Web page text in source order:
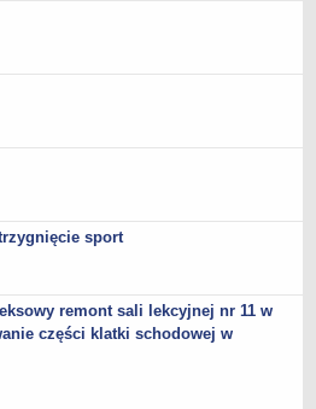
sport
remont sali lekcyjnej nr 11 w
części klatki schodowej w